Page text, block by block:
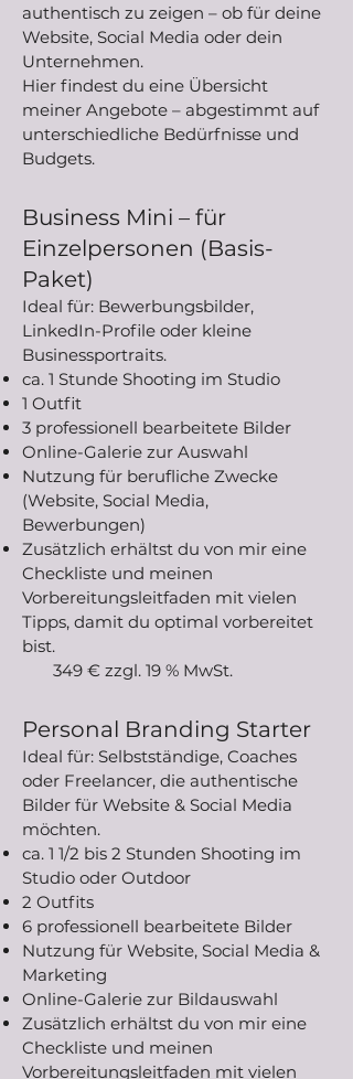
authentisch zu zeigen – ob für deine
Website, Social Media oder dein
Unternehmen.
Hier findest du eine Übersicht
meiner Angebote – abgestimmt auf
unterschiedliche Bedürfnisse und
Budgets.
Business Mini – für
Einzelpersonen (Basis-
Paket)
Ideal für: Bewerbungsbilder,
LinkedIn-Profile oder kleine
Businessportraits.
ca. 1 Stunde Shooting im Studio
1 Outfit
3 professionell bearbeitete Bilder
Online-Galerie zur Auswahl
Nutzung für berufliche Zwecke
(Website, Social Media,
Bewerbungen)
Zusätzlich erhältst du von mir eine
Checkliste und meinen
Vorbereitungsleitfaden mit vielen
Tipps, damit du optimal vorbereitet
bist.
349 € zzgl. 19 % MwSt.
Personal Branding Starter
Ideal für: Selbstständige, Coaches
oder Freelancer, die authentische
Bilder für Website & Social Media
möchten.
ca. 1 1/2 bis 2 Stunden Shooting im
Studio oder Outdoor
2 Outfits
6 professionell bearbeitete Bilder
Nutzung für Website, Social Media &
Marketing
Online-Galerie zur Bildauswahl
Zusätzlich erhältst du von mir eine
Checkliste und meinen
Vorbereitungsleitfaden mit vielen